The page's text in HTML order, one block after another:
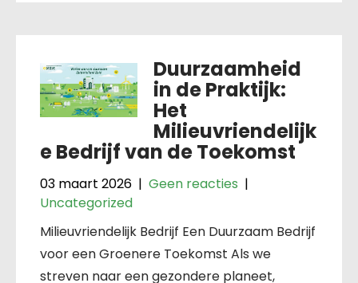
Duurzaamheid
in de Praktijk:
Het
Milieuvriendelijk
e Bedrijf van de Toekomst
03 maart 2026 | Geen reacties |
Uncategorized
Milieuvriendelijk Bedrijf Een Duurzaam Bedrijf
voor een Groenere Toekomst Als we
streven naar een gezondere planeet,